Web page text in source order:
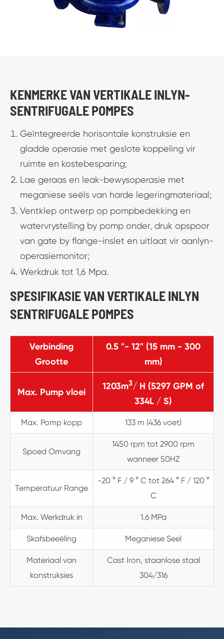
KENMERKE VAN VERTIKALE INLYN-
SENTRIFUGALE POMPES
Geïntegreerde horisontale konstruksie en
gladde operasie met geslote koppeling vir
ruimte en kostebesparing;
Lae geraas en leak-bewysoperasie met
meganiese seëls van harde legeringmateriaal;
Ventklep ontwerp op pompbedekking en
watervrystelling by pomp onder, druk opspoor
van gate by flange-inslet en uitlaat vir aanlyn-
operasiemonitor;
Werkdruk tot 1,6 Mpa.
SPESIFIKASIE VAN VERTIKALE INLYN
SENTRIFUGALE POMPES
Verbinding
Grootte
0.5 "- 12" (15 mm - 300
mm)
Max. Pump vloei
1203m3/ H (5297 GPM of
334L / S)
Max. Pomp kopp 133 m (436 voet)
Spoed Omvang
1450 rpm tot 2900 rpm
wanneer 50HZ
Temperatuur Range
-20 ° F / 9 ° C tot 264 ° F / 120 °
C
Max. Werkdruk in 1.6 MPa
Skafsbeeëling Meganiese Seel
Materiaal van
konstruksies
Cast Iron, staanlose staal
304/316